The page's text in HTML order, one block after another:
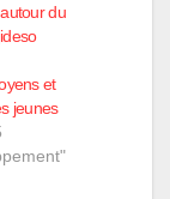
du
et
jeunes